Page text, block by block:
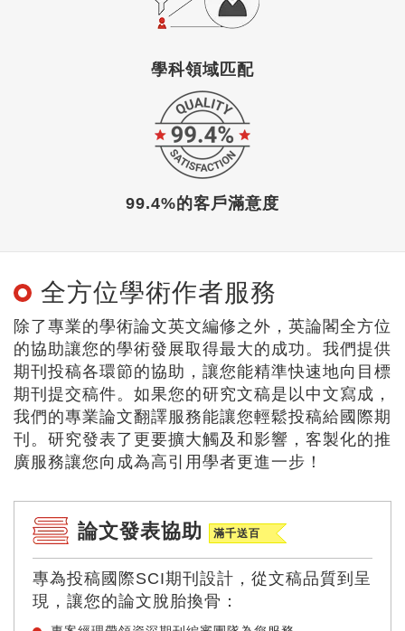
學科領域匹配
99.4%的客戶滿意度
全方位學術作者服務
除了專業的學術論文英文編修之外，英論閣全方位
的協助讓您的學術發展取得最大的成功。我們提供
期刊投稿各環節的協助，讓您能精準快速地向目標
期刊提交稿件。如果您的研究文稿是以中文寫成，
我們的專業論文翻譯服務能讓您輕鬆投稿給國際期
刊。研究發表了更要擴大觸及和影響，客製化的推
廣服務讓您向成為高引用學者更進一步！
論文發表協助 滿千送百
專為投稿國際SCI期刊設計，從文稿品質到呈
現，讓您的論文脫胎換骨：